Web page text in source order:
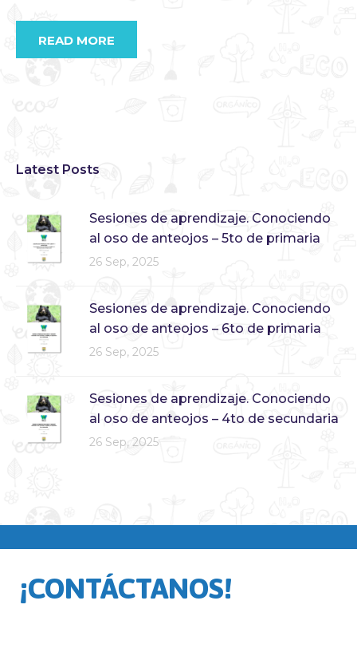
READ MORE
Latest Posts
Sesiones de aprendizaje. Conociendo
al oso de anteojos – 5to de primaria
26 Sep, 2025
Sesiones de aprendizaje. Conociendo
al oso de anteojos – 6to de primaria
26 Sep, 2025
Sesiones de aprendizaje. Conociendo
al oso de anteojos – 4to de secundaria
26 Sep, 2025
¡CONTÁCTANOS!